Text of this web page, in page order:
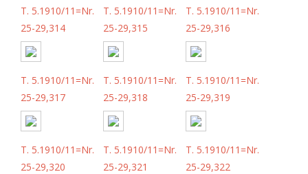
T. 5.1910/11=Nr.
25-29,314
T. 5.1910/11=Nr.
25-29,315
T. 5.1910/11=Nr.
25-29,316
T. 5.1910/11=Nr.
25-29,317
T. 5.1910/11=Nr.
25-29,318
T. 5.1910/11=Nr.
25-29,319
T. 5.1910/11=Nr.
25-29,320
T. 5.1910/11=Nr.
25-29,321
T. 5.1910/11=Nr.
25-29,322